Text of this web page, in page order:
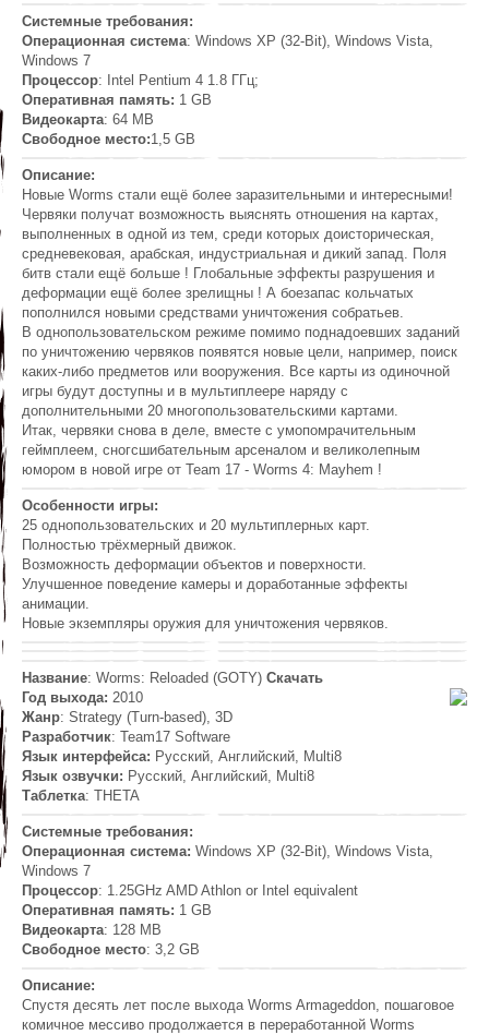
Системные требования:
Операционная система: Windows XP (32-Bit), Windows Vista,
Windows 7
Процессор: Intel Pentium 4 1.8 ГГц;
Оперативная память: 1 GB
Видеокарта: 64 MB
Свободное место:1,5 GB
Описание:
Новые Worms стали ещё более заразительными и интересными!
Червяки получат возможность выяснять отношения на картах,
выполненных в одной из тем, среди которых доисторическая,
средневековая, арабская, индустриальная и дикий запад. Поля
битв стали ещё больше ! Глобальные эффекты разрушения и
деформации ещё более зрелищны ! А боезапас кольчатых
пополнился новыми средствами уничтожения собратьев.
В однопользовательском режиме помимо поднадоевших заданий
по уничтожению червяков появятся новые цели, например, поиск
каких-либо предметов или вооружения. Все карты из одиночной
игры будут доступны и в мультиплеере наряду с
дополнительными 20 многопользовательскими картами.
Итак, червяки снова в деле, вместе с умопомрачительным
геймплеем, сногсшибательным арсеналом и великолепным
юмором в новой игре от Team 17 - Worms 4: Mayhem !
Особенности игры:
25 однопользовательских и 20 мультиплерных карт.
Полностью трёхмерный движок.
Возможность деформации объектов и поверхности.
Улучшенное поведение камеры и доработанные эффекты
анимации.
Новые экземпляры оружия для уничтожения червяков.
Название: Worms: Reloaded (GOTY) Скачать
Год выхода: 2010
Жанр: Strategy (Turn-based), 3D
Разработчик: Team17 Software
Язык интерфейса: Русский, Английский, Multi8
Язык озвучки: Русский, Английский, Multi8
Таблетка: THETA
Системные требования:
Операционная система: Windows XP (32-Bit), Windows Vista,
Windows 7
Процессор: 1.25GHz AMD Athlon or Intel equivalent
Оперативная память: 1 GB
Видеокарта: 128 MB
Свободное место: 3,2 GB
Описание:
Спустя десять лет после выхода Worms Armageddon, пошаговое
комичное мессиво продолжается в переработанной Worms